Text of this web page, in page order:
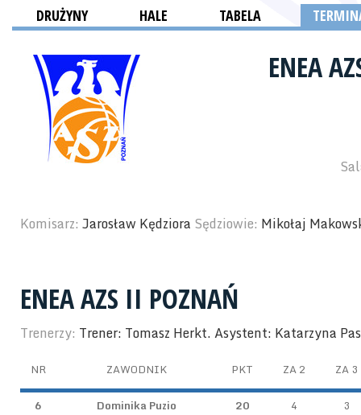
DRUŻYNY HALE TABELA
ENEA
Komisarz: Jarosław Kędziora Sędziowie: Mikołaj
ENEA AZS II POZNAŃ
Trenerzy: Trener: Tomasz Herkt. Asystent: Katarzyna
NR ZAWODNIK PKT ZA 2 ZA 3
6 Dominika Puzio 20 4
3